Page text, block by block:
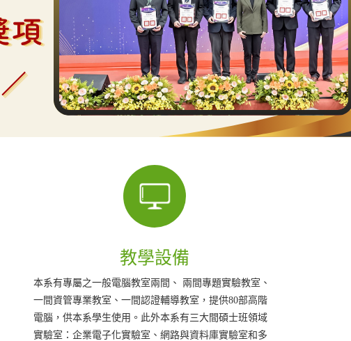
畢業生未來發展
國內工商業生產結構已從勞力密集轉向腦力密集的時
代，而現代化工商業競爭優勢的形成極為仰賴先進的資
訊處理與創新的科技應用。根據經建會之報告指出，資
訊人才的需求量將急速增加，前途相當看好。 104人力銀